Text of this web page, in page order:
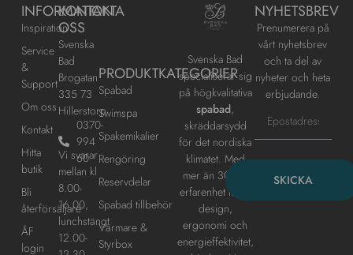
Svenska Bad
specialiserar sig
på högkvalitativa
spabad,
skräddarsydd
för det nordiska
klimatet. Med
mer än 30 års
erfarenhet inom
design,
ergonomi och
energieffektivitet,
KONTAKTA
OSS
Svenska
Bad
Brogatan
335 73
Hillerstorp
0370-
994
60
Vi svarar
mellan kl
8.00-
16.00,
lunchstängt
12.00-
INFORMATION
Inspiration
Service
&
Support
Om oss
Kontakt
Hitta
butik
Bli
återförsäljare
ÅF
login
PRODUKTKATEGORIER
Spabad
Swimspa
Spakemikalier
Rengöring
Reservdelar
Spabad tillbehör
Värmare &
Styrbox
NYHETSBREV
Prenumerera på
vårt nyhetsbrev
och ta del av
nyheter och heta
erbjudande.
SKICKA